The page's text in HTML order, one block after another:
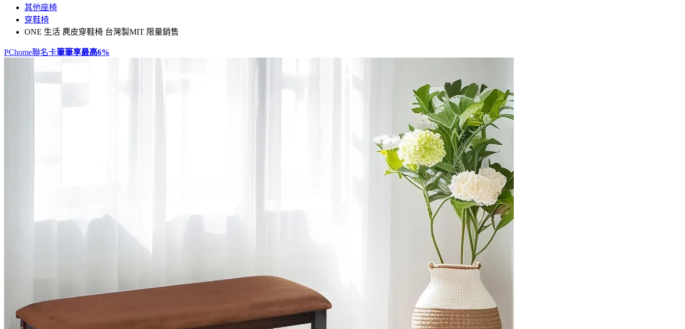
其他座椅
穿鞋椅
ONE 生活 麂皮穿鞋椅 台灣製MIT 限量銷售
PChome聯名卡筆筆享最高6%